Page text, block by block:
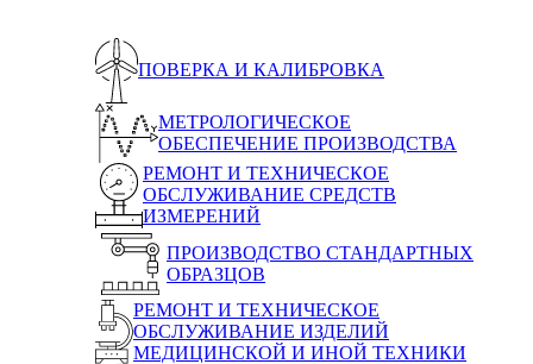
ПОВЕРКА И КАЛИБРОВКА
МЕТРОЛОГИЧЕСКОЕ
ОБЕСПЕЧЕНИЕ ПРОИЗВОДСТВА
РЕМОНТ И ТЕХНИЧЕСКОЕ
ОБСЛУЖИВАНИЕ СРЕДСТВ
ИЗМЕРЕНИЙ
ПРОИЗВОДСТВО СТАНДАРТНЫХ
ОБРАЗЦОВ
РЕМОНТ И ТЕХНИЧЕСКОЕ
ОБСЛУЖИВАНИЕ ИЗДЕЛИЙ
МЕДИЦИНСКОЙ И ИНОЙ ТЕХНИКИ